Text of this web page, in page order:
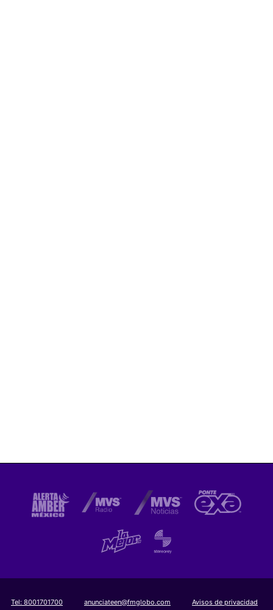
Tel: 8001701700 anunciateen@fmglobo.com Avisos de privacidad